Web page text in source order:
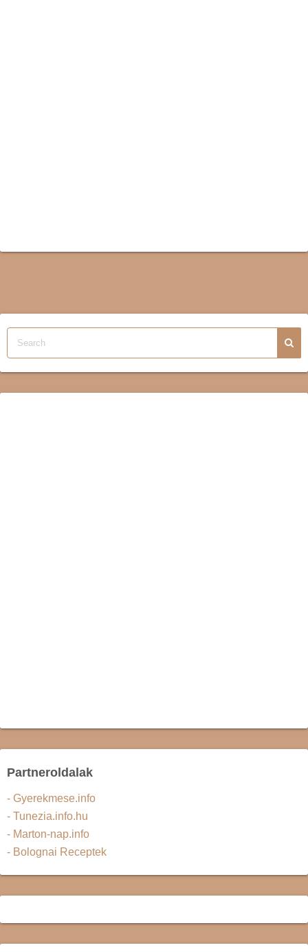
Partneroldalak
- Gyerekmese.info
- Tunezia.info.hu
- Marton-nap.info
- Bolognai Receptek